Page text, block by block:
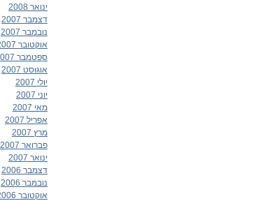
ינואר 2008
דצמבר 2007
נובמבר 2007
אוקטובר 2007
ספטמבר 2007
אוגוסט 2007
יולי 2007
יוני 2007
מאי 2007
אפריל 2007
מרץ 2007
פברואר 2007
ינואר 2007
דצמבר 2006
נובמבר 2006
אוקטובר 2006